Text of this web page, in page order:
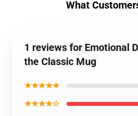
What
1 reviews for Emotional
the Classic Mug
★★★★★
★★★★☆